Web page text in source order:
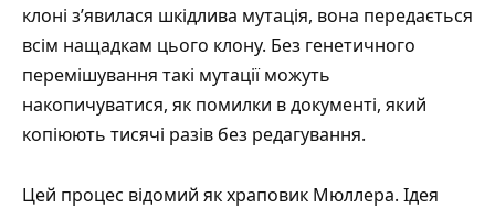
клоні з’явилася шкідлива мутація, вона передається
всім нащадкам цього клону. Без генетичного
перемішування такі мутації можуть
накопичуватися, як помилки в документі, який
копіюють тисячі разів без редагування.
Цей процес відомий якхраповик Мюллера. Ідея